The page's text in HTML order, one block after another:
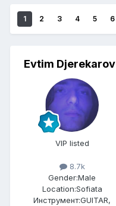
1 2 3 4 5 6
Evtim Djerekarov
VIP listed
8.7k
Gender:Male
Location:Sofiata
Инструмент:GUITAR,